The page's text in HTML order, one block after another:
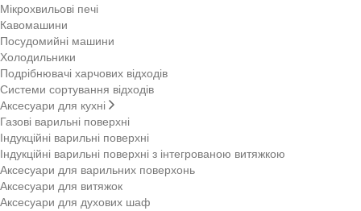
Мікрохвильові печі
Кавомашини
Посудомийні машини
Холодильники
Подрібнювачі харчових відходів
Системи сортування відходів
Аксесуари для кухні
Газові варильні поверхні
Індукційні варильні поверхні
Індукційні варильні поверхні з інтегрованою витяжкою
Аксесуари для варильних поверхонь
Аксесуари для витяжок
Аксесуари для духових шаф